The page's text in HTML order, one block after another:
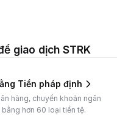
giao dịch STRK
Tiền pháp định
hàng, chuyển khoản ngân
hơn 60 loại tiền tệ.